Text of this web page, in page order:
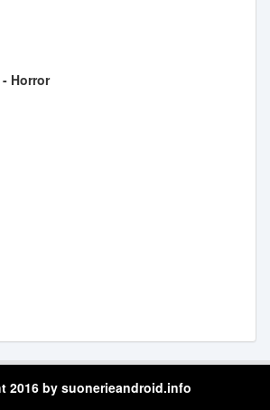
Horror
2016 by suonerieandroid.info